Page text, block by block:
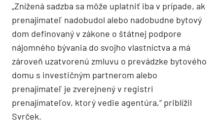
„Znížená sadzba sa môže uplatniť iba v prípade, ak
prenajímateľ nadobudol alebo nadobudne bytový
dom definovaný v zákone o štátnej podpore
nájomného bývania do svojho vlastníctva a má
zároveň uzatvorenú zmluvu o prevádzke bytového
domu s investičným partnerom alebo
prenajímateľ je zverejnený v registri
prenajímateľov, ktorý vedie agentúra,“ priblížil
Svrček.